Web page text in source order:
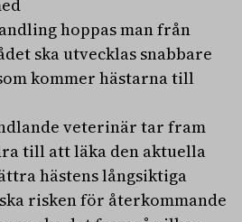
hoppas man från
ska utvecklas snabbare
kommer hästarna till
veterinär tar fram
till att läka den aktuella
hästens långsiktiga
risken för återkommande